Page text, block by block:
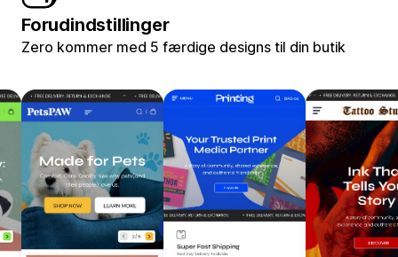
Forudindstillinger
Zero kommer med 5 færdige designs til din butik